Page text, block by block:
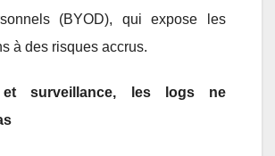
(BYOD), qui expose les
à des risques accrus.
et surveillance, les logs ne